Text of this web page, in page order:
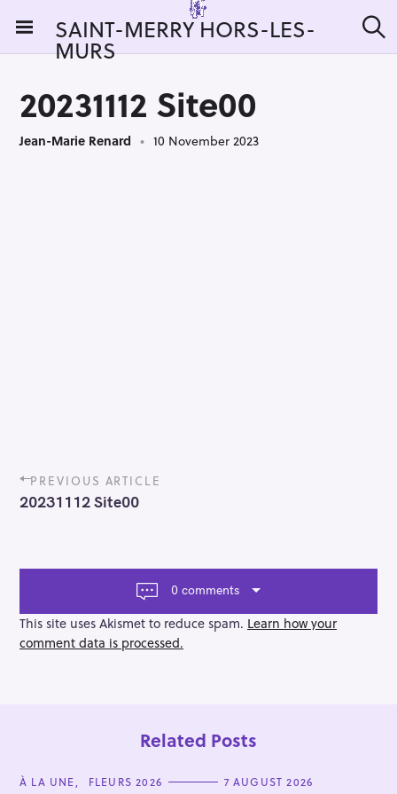
i
SAINT-MERRY HORS-LES-
MURS e
20231112 Site00
Jean-Marie Renard 10 November 2023
P
o
s
a
g
a
t
PREVIOUS ARTICLE
20231112 Site00
0 comments
This site uses Akismet to reduce spam. Learn how your
comment data is processed.
Related Posts
C
À LA UNE FLEURS 2026 7 AUGUST 2026